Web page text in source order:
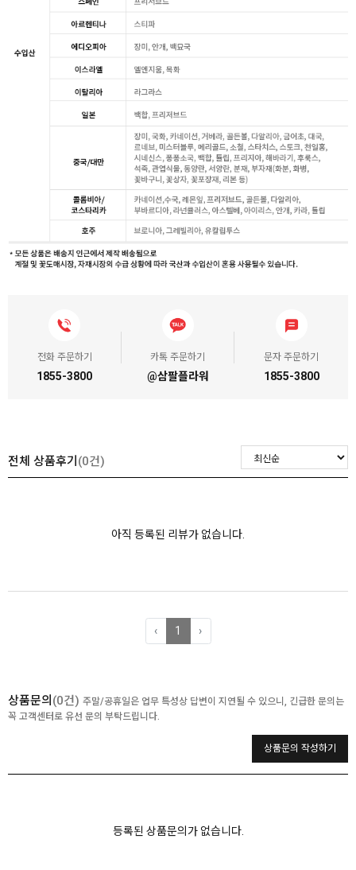
전화 주문하기
1855-3800
카톡 주문하기
@삼팔플라워
문자 주문하기
1855-3800
전체 상품후기 (0건)
아직 등록된 리뷰가 없습니다.
‹ 1 ›
상품문의 (0건) 주말/공휴일은 업무 특성상 답변이 지연될 수 있으니, 긴급한 문의는
꼭 고객센터로 유선 문의 부탁드립니다.
상품문의 작성하기
등록된 상품문의가 없습니다.